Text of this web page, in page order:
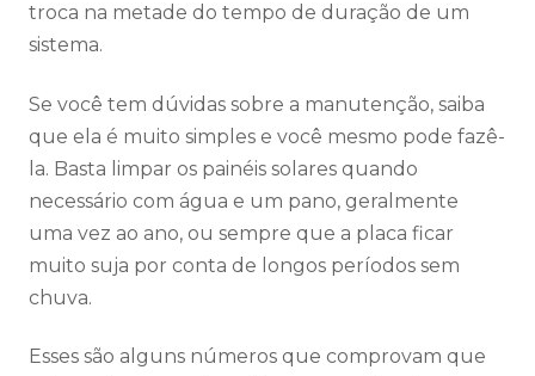
troca na metade do tempo de duração de um
sistema.
Se você tem dúvidas sobre a manutenção, saiba
que ela é muito simples e você mesmo pode fazê-
la. Basta limpar os painéis solares quando
necessário com água e um pano, geralmente
uma vez ao ano, ou sempre que a placa ficar
muito suja por conta de longos períodos sem
chuva.
Esses são alguns números que comprovam que